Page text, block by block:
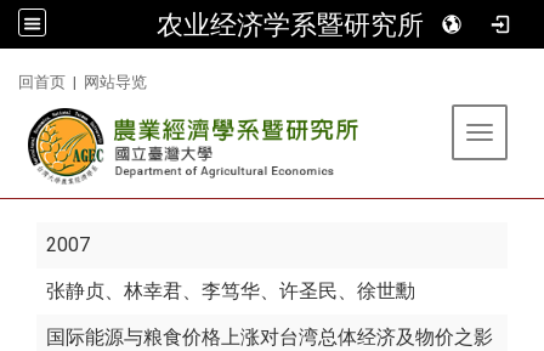
农业经济学系暨研究所
回首页 | 网站导览
Toggle
2007
张静贞、林幸君、李笃华、许圣民、徐世勳
国际能源与粮食价格上涨对台湾总体经济及物价之影